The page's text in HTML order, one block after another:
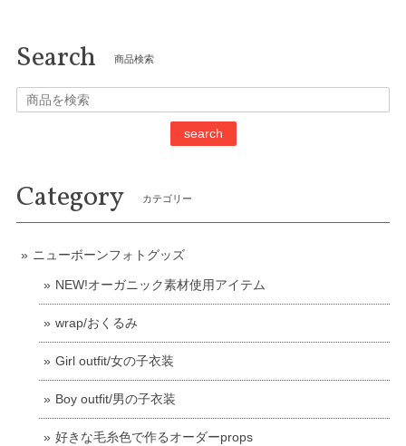
Search 商品検索
search
Category カテゴリー
ニューボーンフォトグッズ
NEW!オーガニック素材使用アイテム
wrap/おくるみ
Girl outfit/女の子衣装
Boy outfit/男の子衣装
好きな毛糸色で作るオーダーprops